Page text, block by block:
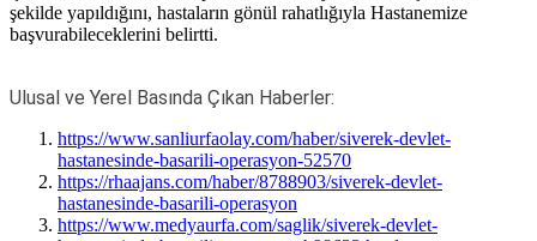
şekilde yapıldığını, hastaların gönül rahatlığıyla Hastanemize
başvurabileceklerini belirtti.
Ulusal ve Yerel Basında Çıkan Haberler:
https://www.sanliurfaolay.com/haber/siverek-devlet-
hastanesinde-basarili-operasyon-52570
https://rhaajans.com/haber/8788903/siverek-devlet-
hastanesinde-basarili-operasyon
https://www.medyaurfa.com/saglik/siverek-devlet-